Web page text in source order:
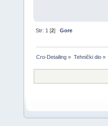
Str: 1 [2]Gore
Cro-Detailing » Tehnički dio»